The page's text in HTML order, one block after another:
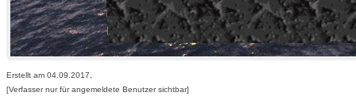
Erstellt am 04.09.2017,
[Verfasser nur für angemeldete Benutzer sichtbar]